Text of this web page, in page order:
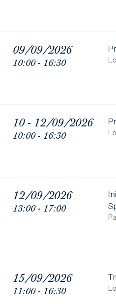
09/09/2026
10:00 - 16:30
10 - 12/09/2026
10:00 - 16:30
12/09/2026
13:00 - 17:00
15/09/2026
11:00 - 16:30